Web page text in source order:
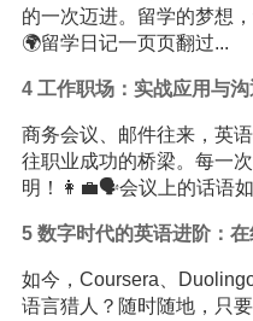
的一次迈进。留学的梦想
🌍留学日记一页页翻过...
4️ 工作职场：实战应用与
商务会议、邮件往来，英
往职业成功的桥梁。每一
明！👩‍💼🗣️会议上的话语
5️ 数字时代的英语进阶：在
如今，Coursera、
语言猎人？随时随地，只